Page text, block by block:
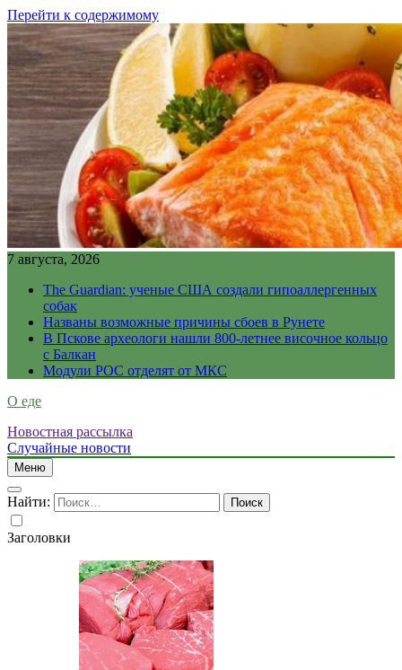
Перейти к содержимому
7 августа, 2026
The Guardian: ученые США создали гипоаллергенных
собак
Названы возможные причины сбоев в Рунете
В Пскове археологи нашли 800-летнее височное кольцо
с Балкан
Модули РОС отделят от МКС
О еде
Новостная рассылка
Случайные новости
Меню
Найти:
Заголовки